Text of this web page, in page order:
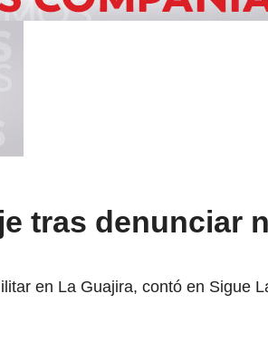
tras denunciar
en La Guajira, contó en Sigue